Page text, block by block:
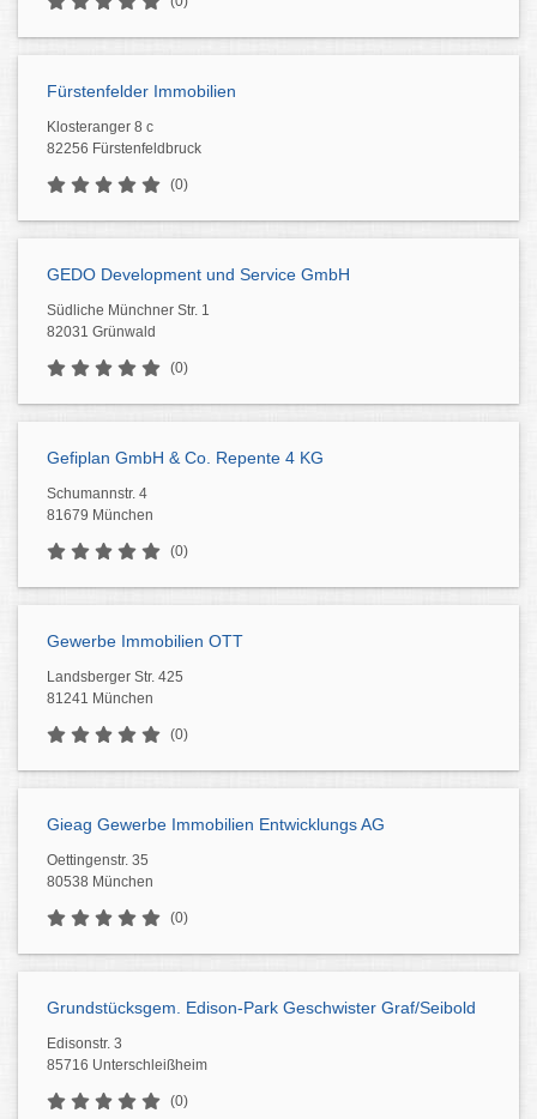
Fürstenfelder Immobilien
Klosteranger 8 c
82256 Fürstenfeldbruck
(0)
GEDO Development und Service GmbH
Südliche Münchner Str. 1
82031 Grünwald
(0)
Gefiplan GmbH & Co. Repente 4 KG
Schumannstr. 4
81679 München
(0)
Gewerbe Immobilien OTT
Landsberger Str. 425
81241 München
(0)
Gieag Gewerbe Immobilien Entwicklungs AG
Oettingenstr. 35
80538 München
(0)
Grundstücksgem. Edison-Park Geschwister Graf/Seibold
Edisonstr. 3
85716 Unterschleißheim
(0)